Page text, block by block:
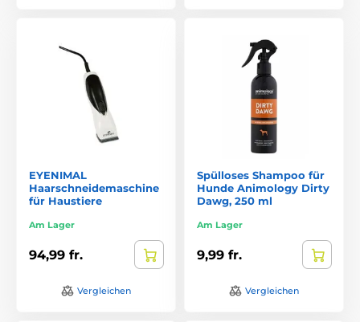
EYENIMAL
Haarschneidemaschine
für Haustiere
Am Lager
94,99 fr.
Vergleichen
Spülloses Shampoo für
Hunde Animology Dirty
Dawg, 250 ml
Am Lager
9,99 fr.
Vergleichen